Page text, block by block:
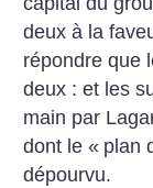
deux à la
répondre que
deux : et les
main par
dont le « plan
dépourvu.